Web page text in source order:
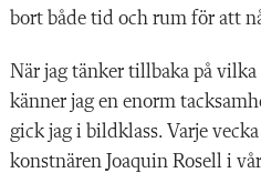
bort både tid och rum för att
När jag tänker tillbaka på
känner jag en enorm
gick jag i bildklass. Varje
konstnären Joaquin Rosell i